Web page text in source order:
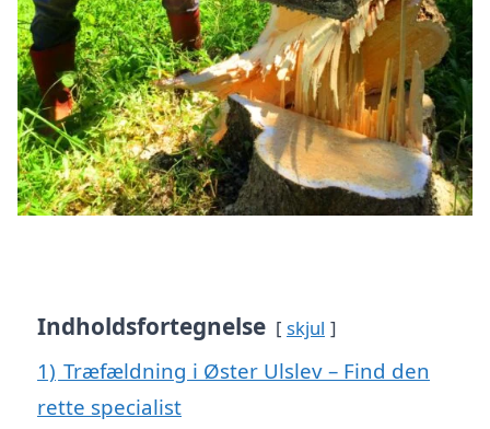
Indholdsfortegnelse skjul
1) Træfældning i Øster Ulslev – Find den
rette specialist